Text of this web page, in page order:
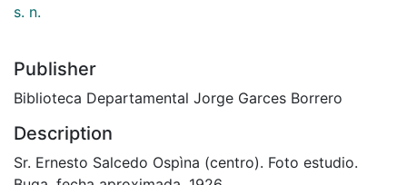
s. n.
Publisher
Biblioteca Departamental Jorge Garces Borrero
Description
Sr. Ernesto Salcedo Ospìna (centro). Foto estudio.